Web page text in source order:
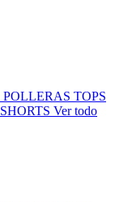
POLLERAS TOPS
SHORTS Ver todo